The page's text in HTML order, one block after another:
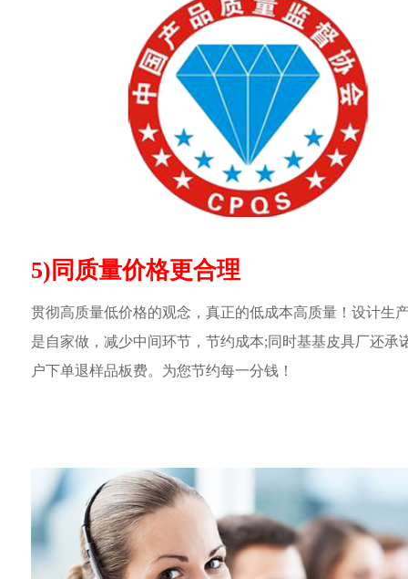
5)同质量价格更合理
贯彻高质量低价格的观念，真正的低成本高质量！设计生
是自家做，减少中间环节，节约成本;同时基基皮具厂还承
户下单退样品板费。为您节约每一分钱！